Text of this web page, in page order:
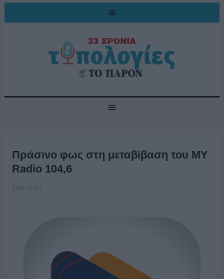
Πράσινο φως στη μεταβίβαση του MY
Radio 104,6
26/07/2022